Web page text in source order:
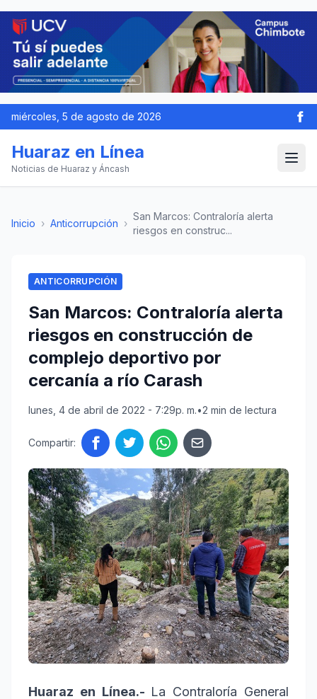
miércoles, 5 de agosto de 2026
Huaraz en Línea
Noticias de Huaraz y Áncash
Inicio › Anticorrupción ›
San Marcos: Contraloría alerta
riesgos en construc...
ANTICORRUPCIÓN
San Marcos: Contraloría alerta
riesgos en construcción de
complejo deportivo por
cercanía a río Carash
lunes, 4 de abril de 2022 - 7:29p. m.•2 min de lectura
Compartir:
Huaraz en Línea.- La Contraloría General